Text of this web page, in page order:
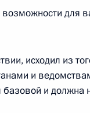
Федеральной
средств и
для
исходил из
и
и должна